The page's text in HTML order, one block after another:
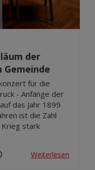
der
für die
- Anfänge der
das Jahr 1899
ist die Zahl
Krieg stark
Weiterlesen